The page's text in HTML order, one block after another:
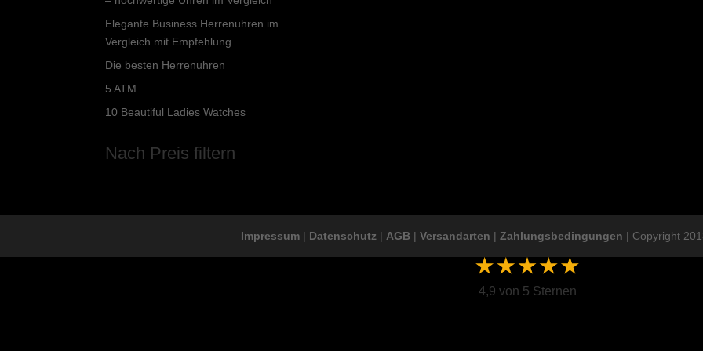
Elegante Business Herrenuhren im
Vergleich mit Empfehlung
Die besten Herrenuhren
5 ATM
10 Beautiful Ladies Watches
Nach Preis filtern
Impressum| Datenschutz | AGB| Versandarten | Zahlungsbedingungen | Copyright
4,9 von 5 Sternen